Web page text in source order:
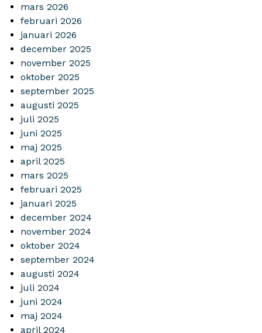
mars 2026
februari 2026
januari 2026
december 2025
november 2025
oktober 2025
september 2025
augusti 2025
juli 2025
juni 2025
maj 2025
april 2025
mars 2025
februari 2025
januari 2025
december 2024
november 2024
oktober 2024
september 2024
augusti 2024
juli 2024
juni 2024
maj 2024
april 2024